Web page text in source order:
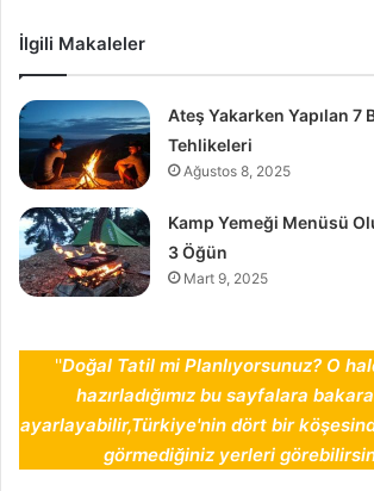
İlgili Makaleler
Ateş Yakarken Yapılan 7
Tehlikeleri
Ağustos 8, 2025
Kamp Yemeği Menüsü
3 Öğün
Mart 9, 2025
''Doğal Tatil mi Planlıyorsunuz? O
hazırladığımız bu sayfalara
ayarlayabilir,Türkiye'nin dört bir
görmediğiniz yerleri